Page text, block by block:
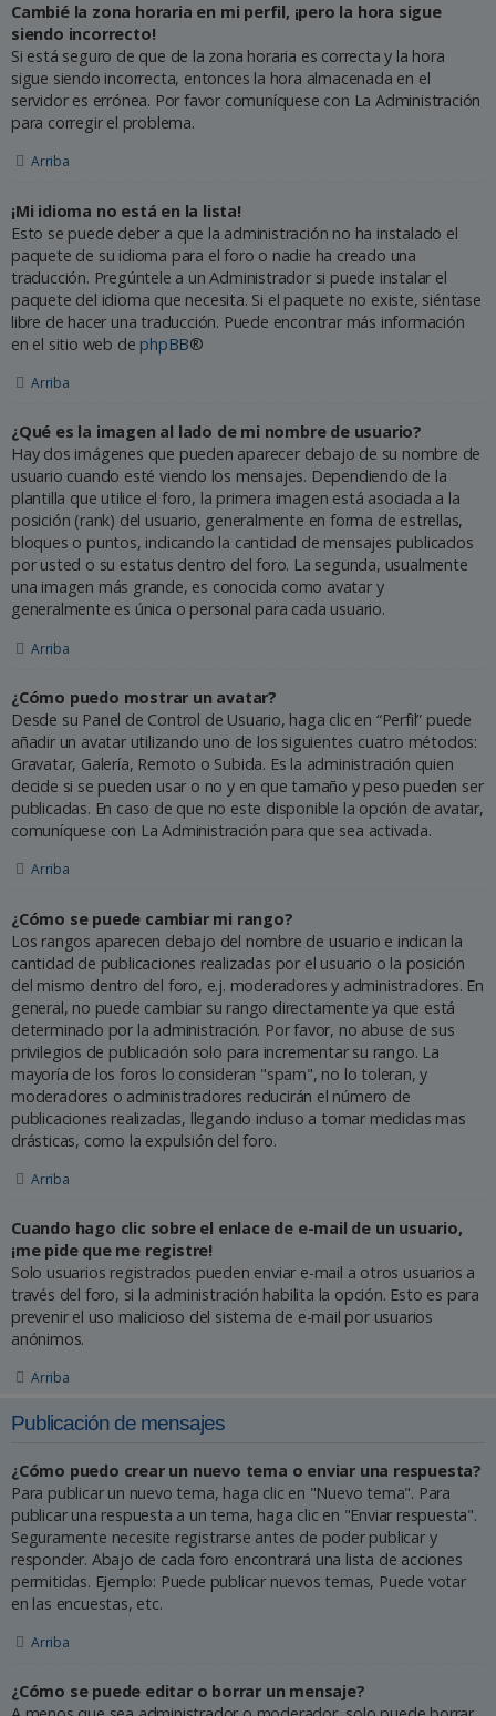
Cambié la zona horaria en mi perfil, ¡pero la hora sigue
siendo incorrecto!
Si está seguro de que de la zona horaria es correcta y la hora
sigue siendo incorrecta, entonces la hora almacenada en el
servidor es errónea. Por favor comuníquese con La Administración
para corregir el problema.
Arriba
¡Mi idioma no está en la lista!
Esto se puede deber a que la administración no ha instalado el
paquete de su idioma para el foro o nadie ha creado una
traducción. Pregúntele a un Administrador si puede instalar el
paquete del idioma que necesita. Si el paquete no existe, siéntase
libre de hacer una traducción. Puede encontrar más información
en el sitio web de phpBB®
Arriba
¿Qué es la imagen al lado de mi nombre de usuario?
Hay dos imágenes que pueden aparecer debajo de su nombre de
usuario cuando esté viendo los mensajes. Dependiendo de la
plantilla que utilice el foro, la primera imagen está asociada a la
posición (rank) del usuario, generalmente en forma de estrellas,
bloques o puntos, indicando la cantidad de mensajes publicados
por usted o su estatus dentro del foro. La segunda, usualmente
una imagen más grande, es conocida como avatar y
generalmente es única o personal para cada usuario.
Arriba
¿Cómo puedo mostrar un avatar?
Desde su Panel de Control de Usuario, haga clic en “Perfil” puede
añadir un avatar utilizando uno de los siguientes cuatro métodos:
Gravatar, Galería, Remoto o Subida. Es la administración quien
decide si se pueden usar o no y en que tamaño y peso pueden ser
publicadas. En caso de que no este disponible la opción de avatar,
comuníquese con La Administración para que sea activada.
Arriba
¿Cómo se puede cambiar mi rango?
Los rangos aparecen debajo del nombre de usuario e indican la
cantidad de publicaciones realizadas por el usuario o la posición
del mismo dentro del foro, e.j. moderadores y administradores. En
general, no puede cambiar su rango directamente ya que está
determinado por la administración. Por favor, no abuse de sus
privilegios de publicación solo para incrementar su rango. La
mayoría de los foros lo consideran "spam", no lo toleran, y
moderadores o administradores reducirán el número de
publicaciones realizadas, llegando incluso a tomar medidas mas
drásticas, como la expulsión del foro.
Arriba
Cuando hago clic sobre el enlace de e-mail de un usuario,
¡me pide que me registre!
Solo usuarios registrados pueden enviar e-mail a otros usuarios a
través del foro, si la administración habilita la opción. Esto es para
prevenir el uso malicioso del sistema de e-mail por usuarios
anónimos.
Arriba
Publicación de mensajes
¿Cómo puedo crear un nuevo tema o enviar una respuesta?
Para publicar un nuevo tema, haga clic en "Nuevo tema". Para
publicar una respuesta a un tema, haga clic en "Enviar respuesta".
Seguramente necesite registrarse antes de poder publicar y
responder. Abajo de cada foro encontrará una lista de acciones
permitidas. Ejemplo: Puede publicar nuevos temas, Puede votar
en las encuestas, etc.
Arriba
¿Cómo se puede editar o borrar un mensaje?